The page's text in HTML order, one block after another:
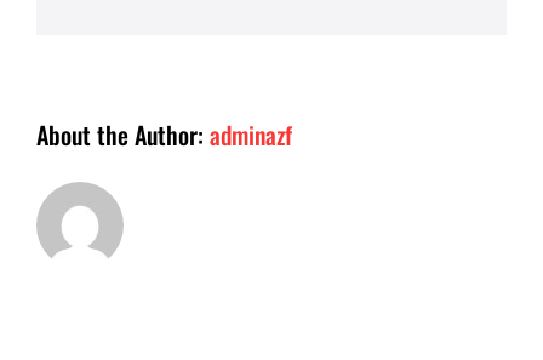
About the Author: adminazf